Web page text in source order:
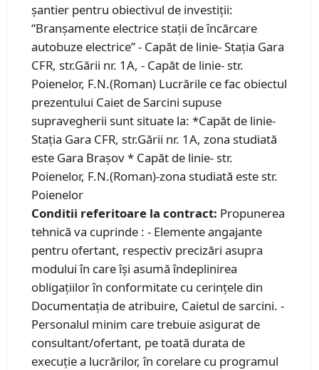
şantier pentru obiectivul de investiții:
“Branșamente electrice stații de încărcare
autobuze electrice” - Capăt de linie- Stația Gara
CFR, str.Gării nr. 1A, - Capăt de linie- str.
Poienelor, F.N.(Roman) Lucrările ce fac obiectul
prezentului Caiet de Sarcini supuse
supravegherii sunt situate la: *Capăt de linie-
Stația Gara CFR, str.Gării nr. 1A, zona studiată
este Gara Brașov * Capăt de linie- str.
Poienelor, F.N.(Roman)-zona studiată este str.
Poienelor
Conditii referitoare la contract: Propunerea
tehnică va cuprinde : - Elemente angajante
pentru ofertant, respectiv precizări asupra
modului în care își asumă îndeplinirea
obligațiilor în conformitate cu cerințele din
Documentația de atribuire, Caietul de sarcini. -
Personalul minim care trebuie asigurat de
consultant/ofertant, pe toată durata de
execuție a lucrărilor, în corelare cu programul